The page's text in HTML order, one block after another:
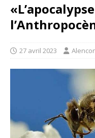
27 avril 2023